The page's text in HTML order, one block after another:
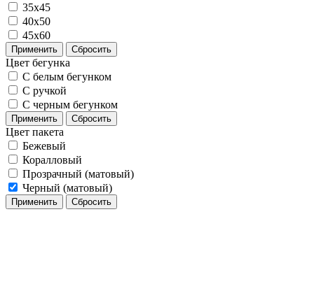
35x45
40x50
45x60
Применить Сбросить
Цвет бегунка
С белым бегунком
С ручкой
С черным бегунком
Применить Сбросить
Цвет пакета
Бежевый
Коралловый
Прозрачный (матовый)
Черный (матовый)
Применить Сбросить